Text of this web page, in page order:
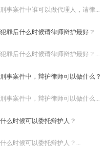
刑事案件中谁可以做代理人，请律...
犯罪后什么时候请律师辩护最好？
犯罪后什么时候请律师辩护最好？...
刑事案件中，辩护律师可以做什么？
刑事案件中，辩护律师可以做什么...
什么时候可以委托辩护人？
什么时候可以委托辩护人？...